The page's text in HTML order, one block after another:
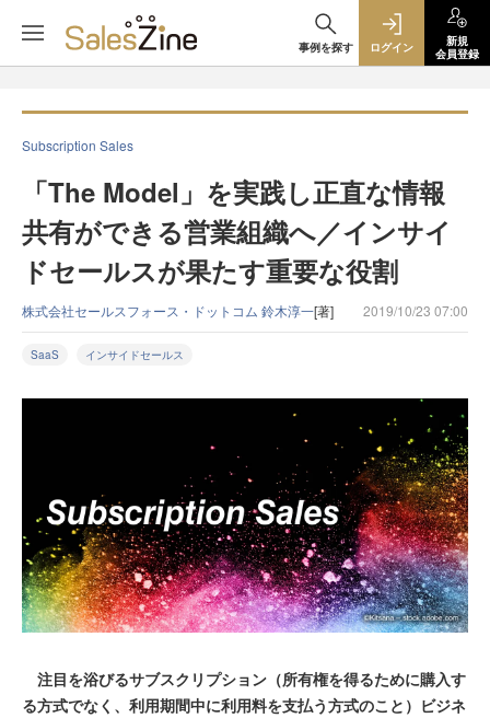
事例を探す ログイン
新規
会員登録
Subscription Sales
「The Model」を実践し正直な情報
共有ができる営業組織へ／インサイ
ドセールスが果たす重要な役割
株式会社セールスフォース・ドットコム 鈴木淳一[著] 2019/10/23 07:00
SaaS インサイドセールス
注目を浴びるサブスクリプション（所有権を得るために購入す
る方式でなく、利用期間中に利用料を支払う方式のこと）ビジネ